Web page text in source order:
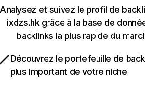
Analysez et suivez le profil de
ixdzs.hk grâce à la base de
backlinks la plus rapide du
Découvrez le portefeuille de
plus important de votre niche